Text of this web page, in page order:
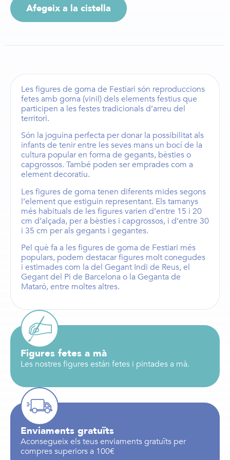
Afegeix a la cistella
Lesfigures de goma de Festiari són reproduccions
fetes amb goma (vinil) dels elements festius que
participen a les festes tradicionals d’arreu del
territori.
Són la joguina perfecta per donar la possibilitat als
infants de tenir entre les seves mans un bocí de la
cultura popular en forma de gegants, bèstieso
capgrossos. També poden ser emprades com a
element decoratiu.
Lesfigures de goma tenen diferents mides segons
l’element que estiguin representant. Elstamanys
més habituals de les figuresvarien d’entre 15 i 20
cm d’alçada, per a bèsties i capgrossos, i d’entre 30
i 35 cm per alsgegants i gegantes.
Pel què fa a les figures de goma de Festiari més
populars, podem destacar figures molt conegudes
i estimades com la del Gegant Indi de Reus, el
Gegant del Pi de Barcelona o la Geganta de
Mataró, entre moltes altres.
Figures fetes a mà
Les nostres figures están fetes i pintades a mà.
Enviaments gratuïts
Aconsegueix els teus enviaments gratuïts per
compres superiors a 100€